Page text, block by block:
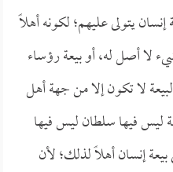
يتولى عليهم؛ لكونه أهلاً
لا أصل له، أو بيعة رؤساء
لا تكون إلا من جهة أهل
ليس فيها سلطان ليس فيها
إنسان أهلاً لذلك؛ لأن